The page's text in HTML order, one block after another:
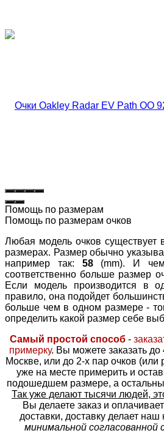
Помощь по размерам
Помощь по размерам очков
Любая модель очков существует
размерах. Размер обычно
например так: 58(mm). И чем
соответственно больше размер
Если модель производится в
правило, она подойдет
больше чем в одном размере -
определить какой размер себе
Самый простой способ-
примерку. Вы можете заказать
Москве, или до 2-х пар очков (или
уже на месте примерить и
подошедшем размере, а
Так уже делают тысячи людей,
Вы делаете заказ и
доставки, доставку делает
минимальной